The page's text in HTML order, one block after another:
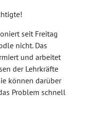
seit Freitag
nicht. Das
und arbeitet
der Lehrkräfte
können darüber
Problem schnell